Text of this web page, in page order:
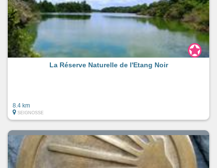
La Réserve Naturelle de l'Etang Noir
8.4 km
SEIGNOSSE